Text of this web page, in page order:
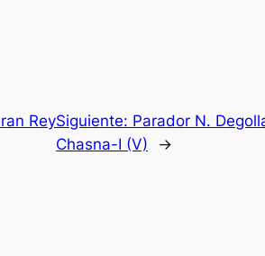
ReySiguiente: Parador N.
Chasna-I (V)
→